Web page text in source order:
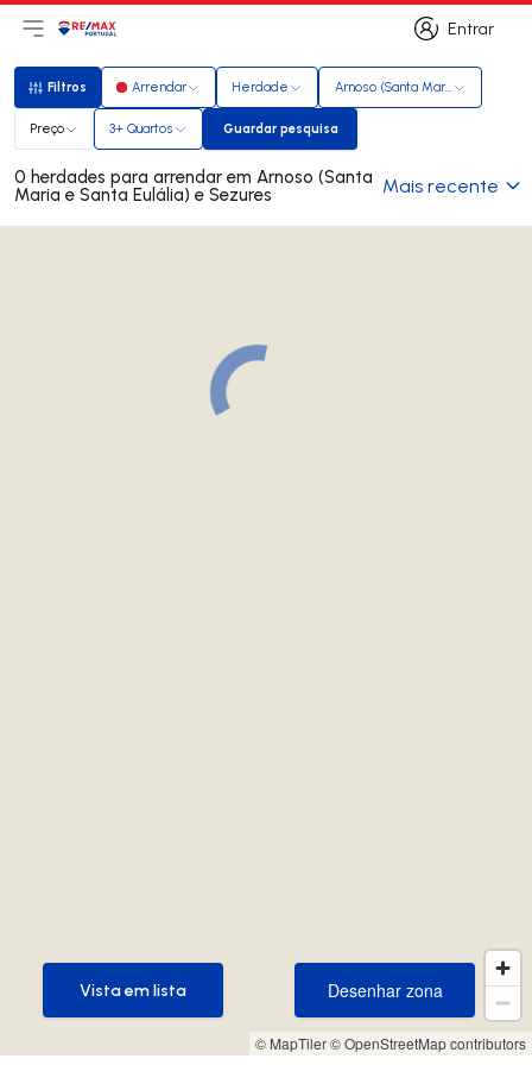
Entrar
Entrar
Abri menu principal
LogoIr para página inicial
Filtros
Filtros Arrendar Herdade Arnoso (Santa Maria e Santa
Preço 3+ Quartos Guardar pesquisa
Guardar pesquisa
0 herdades para arrendar em Arnoso (Santa
Maria e Santa Eulália) e Sezures Mais recente
© MapTiler© OpenStreetMap contributors
Desenhar zona
Desenhar zona
Vista em lista
Vista em lista